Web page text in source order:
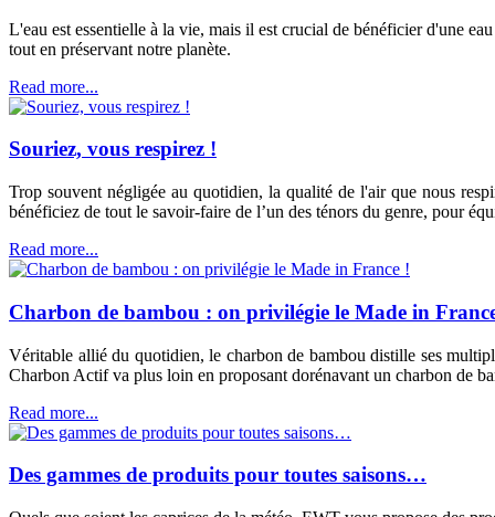
L'eau est essentielle à la vie, mais il est crucial de bénéficier d'une
tout en préservant notre planète.
Read more...
Souriez, vous respirez !
Trop souvent négligée au quotidien, la qualité de l'air que nous
bénéficiez de tout le savoir-faire de l’un des ténors du genre, pour
Read more...
Charbon de bambou : on privilégie le Made in
Véritable allié du quotidien, le charbon de bambou distille ses
Charbon Actif va plus loin en proposant dorénavant un charbon de
Read more...
Des gammes de produits pour toutes saisons…